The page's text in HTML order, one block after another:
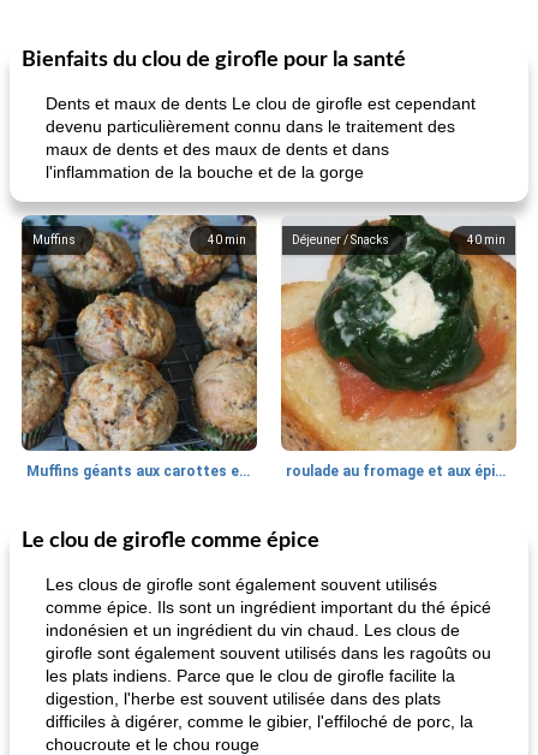
Bienfaits du clou de girofle pour la santé
Dents et maux de dents Le clou de girofle est cependant
devenu particulièrement connu dans le traitement des
maux de dents et des maux de dents et dans
l'inflammation de la bouche et de la gorge
40 min
Muffins
Muffins géants aux carottes et à la banane de Nif
40 min
Déjeuner / Snacks
roulade au fromage et aux épinards
30min
Marques de confiance: recettes et
Viande et volaille
Le clou de girofle comme épice
Les clous de girofle sont également souvent utilisés
comme épice. Ils sont un ingrédient important du thé épicé
indonésien et un ingrédient du vin chaud. Les clous de
girofle sont également souvent utilisés dans les ragoûts ou
les plats indiens. Parce que le clou de girofle facilite la
digestion, l'herbe est souvent utilisée dans des plats
difficiles à digérer, comme le gibier, l'effiloché de porc, la
choucroute et le chou rouge